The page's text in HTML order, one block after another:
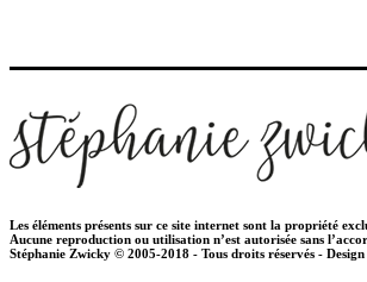
Les éléments présents sur ce site internet sont la propriété
Aucune reproduction ou utilisation n’est autorisée sans
Stéphanie Zwicky © 2005-2018 - Tous droits réservés -